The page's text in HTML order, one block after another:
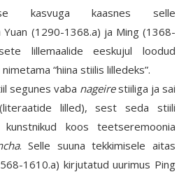
kasvuga kaasnes selle
(1290-1368.a) ja Ming (1368-
lillemaalide eeskujul loodud
“hiina stiilis lilledeks”.
segunes vaba nageirestiiliga ja sai
lilled), sest seda stiili
koos teetseremoonia
. Selle suuna tekkimisele aitas
1610.a) kirjutatud uurimus Ping